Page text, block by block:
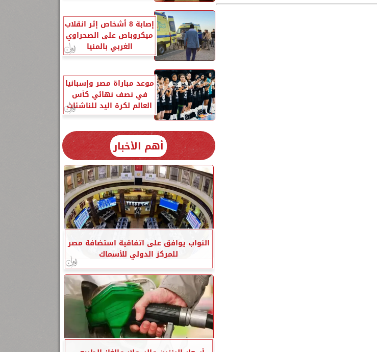
إصابة 8 أشخاص إثر انقلاب
ميكروباص على الصحراوي
الغربي بالمنيا
موعد مباراة مصر وإسبانيا
في نصف نهائي كأس
العالم لكرة اليد للناشئات
أهم الأخبار
النواب يوافق على اتفاقية استضافة مصر
للمركز الدولي للأسماك